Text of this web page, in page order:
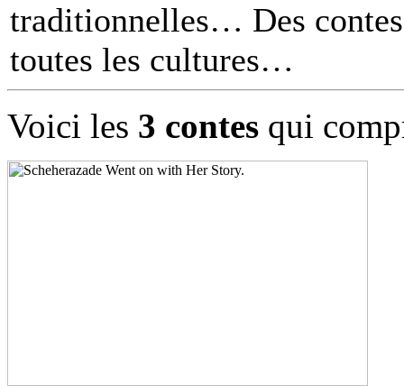
traditionnelles… Des
toutes les cultures
Voici les 3 contes qui